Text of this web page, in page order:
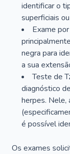
identificar o
superficiais
Exame
negra para
a sua
Teste de
diagnóstico
herpes. Nele,
é possível
Os exames